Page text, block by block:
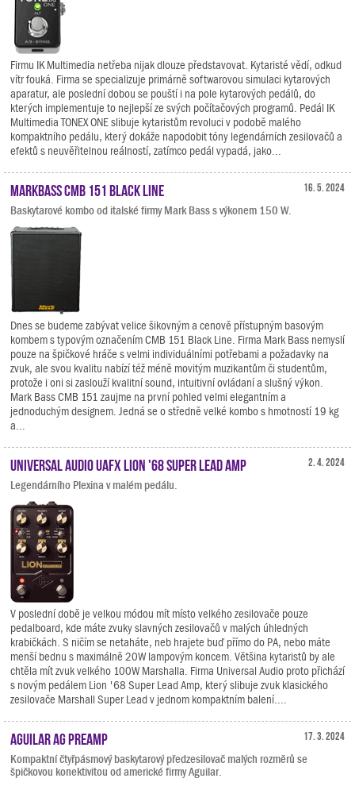
Firmu IK Multimedia netřeba nijak dlouze představovat. Kytaristé vědí, odkud
vítr fouká. Firma se specializuje primárně softwarovou simulaci kytarových
aparatur, ale poslední dobou se pouští i na pole kytarových pedálů, do
kterých implementuje to nejlepší ze svých počítačových programů. Pedál IK
Multimedia TONEX ONE slibuje kytaristům revoluci v podobě malého
kompaktního pedálu, který dokáže napodobit tóny legendárních zesilovačů a
efektů s neuvěřitelnou reálností, zatímco pedál vypadá, jako...
16. 5. 2024
Markbass CMB 151 Black Line
Baskytarové kombo od italské firmy Mark Bass s výkonem 150 W.
Dnes se budeme zabývat velice šikovným a cenově přístupným basovým
kombem s typovým označením CMB 151 Black Line. Firma Mark Bass nemyslí
pouze na špičkové hráče s velmi individuálními potřebami a požadavky na
zvuk, ale svou kvalitu nabízí též méně movitým muzikantům či studentům,
protože i oni si zaslouží kvalitní sound, intuitivní ovládaní a slušný výkon.
Mark Bass CMB 151 zaujme na první pohled velmi elegantním a
jednoduchým designem. Jedná se o středně velké kombo s hmotností 19 kg
a...
2. 4. 2024
Universal Audio UAFX Lion '68 Super Lead Amp
Legendárního Plexina v malém pedálu.
V poslední době je velkou módou mít místo velkého zesilovače pouze
pedalboard, kde máte zvuky slavných zesilovačů v malých úhledných
krabičkách. S ničím se netaháte, neb hrajete buď přímo do PA, nebo máte
menší bednu s maximálně 20W lampovým koncem. Většina kytaristů by ale
chtěla mít zvuk velkého 100W Marshalla. Firma Universal Audio proto přichází
s novým pedálem Lion '68 Super Lead Amp, který slibuje zvuk klasického
zesilovače Marshall Super Lead v jednom kompaktním balení....
17. 3. 2024
Aguilar AG Preamp
Kompaktní čtyřpásmový baskytarový předzesilovač malých rozměrů se
špičkovou konektivitou od americké firmy Aguilar.